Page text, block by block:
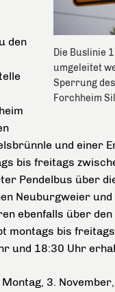
Die Buslinie
umgeleitet
Sperrung
Forchheim
den
und einer
bis freitags
Pendelbus über
Neuburgweier und
ebenfalls über
montags bis
und 18:30 Uhr
3.